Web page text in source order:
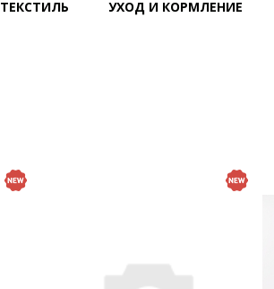
ТЕКСТИЛЬ УХОД И КОРМЛЕНИЕ